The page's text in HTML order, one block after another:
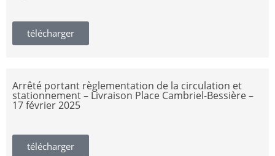
télécharger
Arrêté portant règlementation de la circulation et
stationnement – Livraison Place Cambriel-Bessière –
17 février 2025
télécharger